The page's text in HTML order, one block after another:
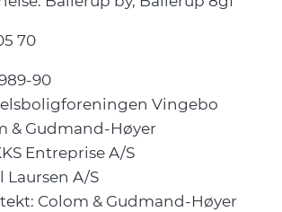
70
90
Vingebo
& Gudmand-Høyer
Entreprise A/S
Laursen A/S
Colom & Gudmand-Høyer